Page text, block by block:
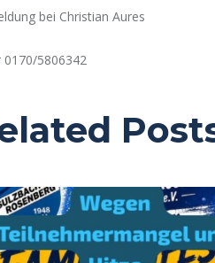
bei Christian Aures
0170/5806342